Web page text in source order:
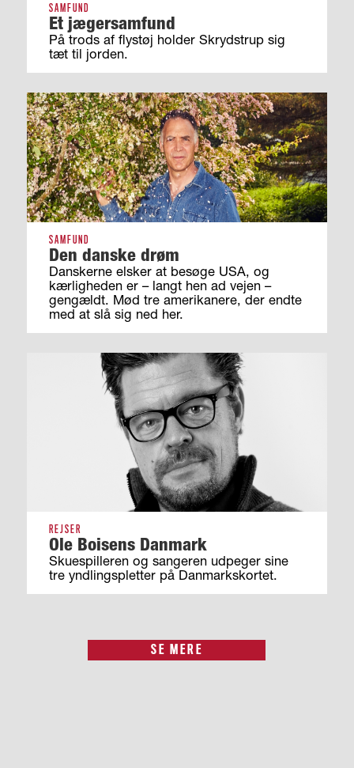
SAMFUND
Et jægersamfund
På trods af flystøj holder Skrydstrup sig
tæt til jorden.
SAMFUND
Den danske drøm
Danskerne elsker at besøge USA, og
kærligheden er – langt hen ad vejen –
gengældt. Mød tre amerikanere, der endte
med at slå sig ned her.
REJSER
Ole Boisens Danmark
Skuespilleren og sangeren udpeger sine
tre yndlingspletter på Danmarkskortet.
SE MERE